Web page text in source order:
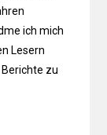
ich mich
Lesern
zu